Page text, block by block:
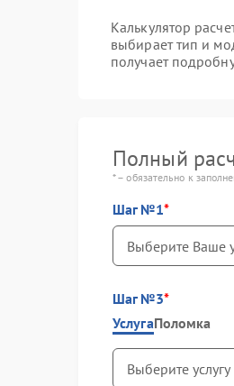
Калькулятор
выбирает тип и
получает
Полный
* – обязательно к
Шаг №1
Шаг №3
УслугаПоломка